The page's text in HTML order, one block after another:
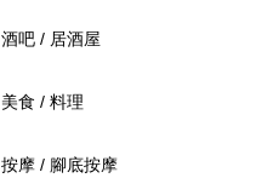
酒吧 / 居酒屋
美食 / 料理
按摩 / 腳底按摩